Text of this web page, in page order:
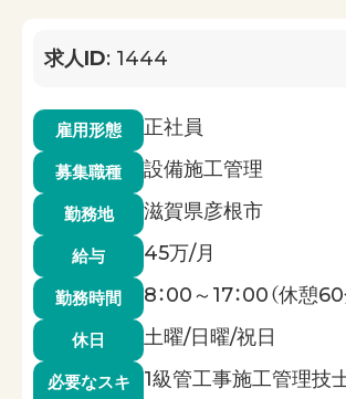
求人ID: 1444
雇用形態 正社員
募集職種 設備施工管理
勤務地 滋賀県彦根市
給与 45万/月
勤務時間 8：00～17：00（休憩60
休日 土曜/日曜/祝日
必要なスキ
1級管工事施工管理技